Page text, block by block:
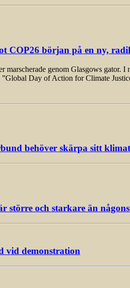
COP26 början på en ny,
marscherade genom Glasgows gator.
”Global Day of Action for Climate
behöver skärpa sitt
större och starkare än
vid demonstration